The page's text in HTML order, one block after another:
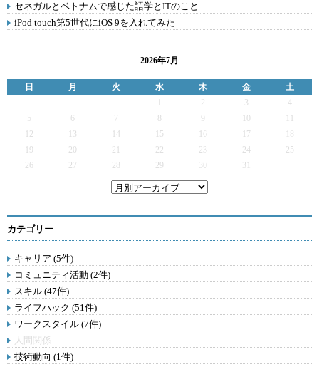
セネガルとベトナムで感じた語学とITのこと
iPod touch第5世代にiOS 9を入れてみた
2026年7月
日 月 火 水 木 金
土
2 3
4
5
6 7 9
12
13 14 15 16 17
19
20 21 22 23 24
25
26
27 28 29 30 31
カテゴリー
キャリア (5件)
コミュニティ活動 (2件)
スキル (47件)
ライフハック (51件)
ワークスタイル (7件)
人間関係
技術動向 (1件)